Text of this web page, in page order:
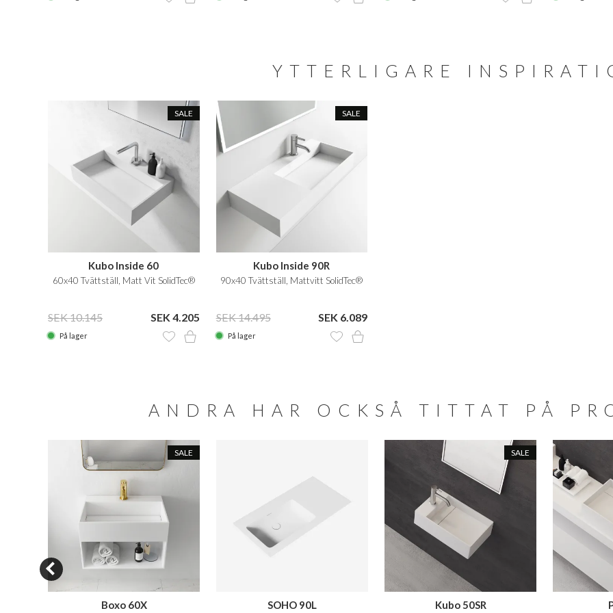
YTTERLIGARE
SALE
Kubo Inside 60
60x40 Tvättställ, Matt Vit SolidTec®
SEK 10.145 SEK 4.205
På lager
SALE
Kubo Inside 90R
90x40 Tvättställ, Mattvitt SolidTec®
SEK 14.495 SEK 6.089
På lager
ANDRA HAR OCKSÅ TITTAT PÅ
SALE
Boxo 60X SOHO 90L
SALE
Kubo 50SR